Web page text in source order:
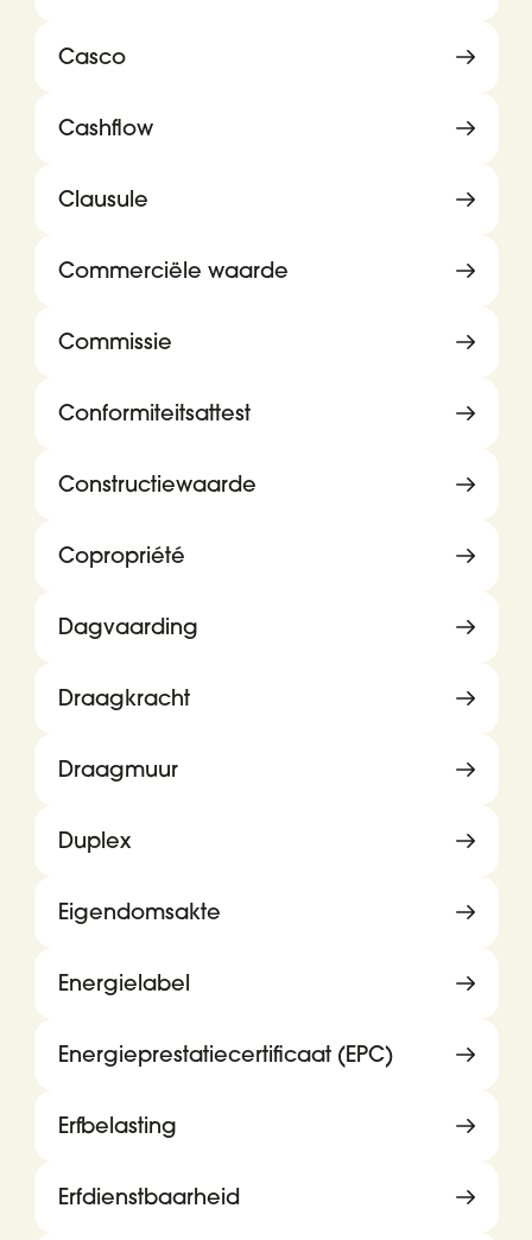
Casco
Cashflow
Clausule
Commerciële waarde
Commissie
Conformiteitsattest
Constructiewaarde
Copropriété
Dagvaarding
Draagkracht
Draagmuur
Duplex
Eigendomsakte
Energielabel
Energieprestatiecertificaat (EPC)
Erfbelasting
Erfdienstbaarheid